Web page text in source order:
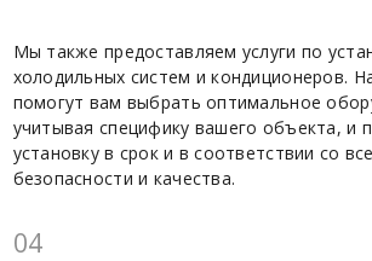
Мы также предоставляем услуги по
холодильных систем и кондиционеров.
помогут вам выбрать оптимальное
учитывая специфику вашего объекта, и
установку в срок и в соответствии со
безопасности и качества.
04